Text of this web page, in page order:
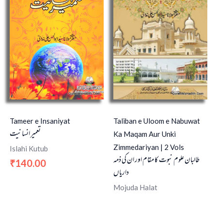
Tameer e Insaniyat
تعمير انسانيت
Islahi Kutub
₹140.00
Taliban e Uloom e Nabuwat
Ka Maqam Aur Unki
Zimmedariyan | 2 Vols
طالبان علوم نبوت کا مقام اور ان کی ذمہ
داریاں
Mojuda Halat